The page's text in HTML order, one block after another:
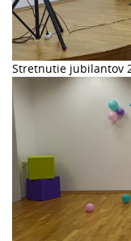
Stretnutie jubilantov